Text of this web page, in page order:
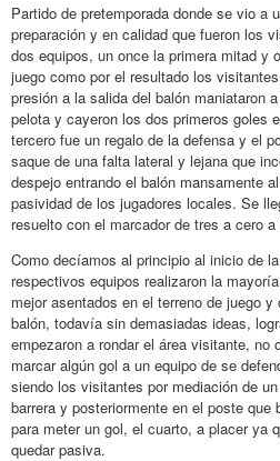
Partido de pretemporada donde se vio a
preparación y en calidad que fueron los
dos equipos, un once la primera mitad y
juego como por el resultado los
presión a la salida del balón maniataron
pelota y cayeron los dos primeros goles
tercero fue un regalo de la defensa y el
saque de una falta lateral y lejana que
despejo entrando el balón mansamente
pasividad de los jugadores locales. Se
resuelto con el marcador de tres a cero
Como decíamos al principio al inicio de
respectivos equipos realizaron la
mejor asentados en el terreno de juego
balón, todavía sin demasiadas ideas,
empezaron a rondar el área visitante, no
marcar algún gol a un equipo de se
siendo los visitantes por mediación de
barrera y posteriormente en el poste que
para meter un gol, el cuarto, a placer ya
quedar pasiva.